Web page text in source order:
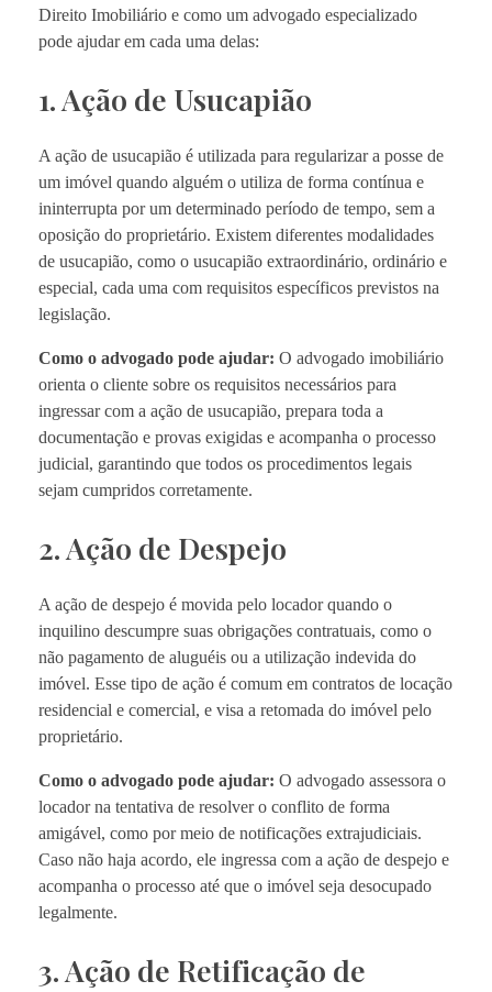
Direito Imobiliário e como um advogado especializado
pode ajudar em cada uma delas:
1. Ação de Usucapião
A ação de usucapião é utilizada para regularizar a posse de
um imóvel quando alguém o utiliza de forma contínua e
ininterrupta por um determinado período de tempo, sem a
oposição do proprietário. Existem diferentes modalidades
de usucapião, como o usucapião extraordinário, ordinário e
especial, cada uma com requisitos específicos previstos na
legislação.
Como o advogado pode ajudar: O advogado imobiliário
orienta o cliente sobre os requisitos necessários para
ingressar com a ação de usucapião, prepara toda a
documentação e provas exigidas e acompanha o processo
judicial, garantindo que todos os procedimentos legais
sejam cumpridos corretamente.
2. Ação de Despejo
A ação de despejo é movida pelo locador quando o
inquilino descumpre suas obrigações contratuais, como o
não pagamento de aluguéis ou a utilização indevida do
imóvel. Esse tipo de ação é comum em contratos de locação
residencial e comercial, e visa a retomada do imóvel pelo
proprietário.
Como o advogado pode ajudar: O advogado assessora o
locador na tentativa de resolver o conflito de forma
amigável, como por meio de notificações extrajudiciais.
Caso não haja acordo, ele ingressa com a ação de despejo e
acompanha o processo até que o imóvel seja desocupado
legalmente.
3. Ação de Retificação de